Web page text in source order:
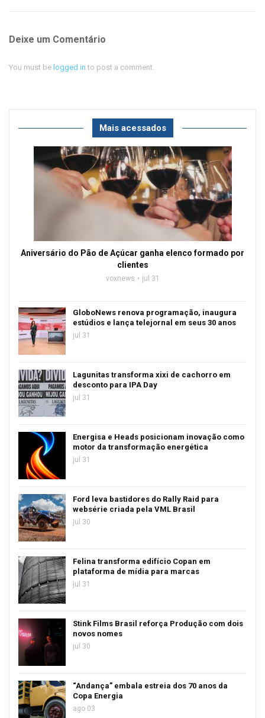
Deixe um Comentário
You must be logged in to post a comment.
Mais acessados
Aniversário do Pão de Açúcar ganha elenco formado por
clientes
voxnews jul 31
GloboNews renova programação, inaugura
estúdios e lança telejornal em seus 30 anos
jul 31
Lagunitas transforma xixi de cachorro em
desconto para IPA Day
jul 31
Energisa e Heads posicionam inovação como
motor da transformação energética
jul 31
Ford leva bastidores do Rally Raid para
websérie criada pela VML Brasil
jul 30
Felina transforma edifício Copan em
plataforma de mídia para marcas
jul 31
Stink Films Brasil reforça Produção com dois
novos nomes
jul 30
“Andança” embala estreia dos 70 anos da
Copa Energia
ago 03